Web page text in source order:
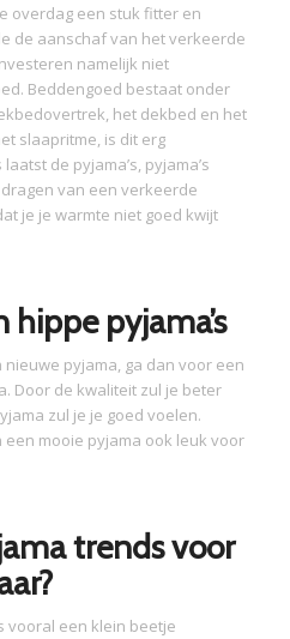
overdag een stuk fitter en
de aanschaf van het verkeerde
namelijk niet
Beddengoed bestaat onder
het dekbed en het
slaapritme, is dit erg
de pyjama’s, pyjama’s
van een verkeerde
je je warmte niet goed kwijt
pyjama’s
pyjama, ga dan voor een
Door de kwaliteit zul je beter
zul je je goed voelen.
mooie pyjama ook leuk voor
trends voor
vooral een klein beetje